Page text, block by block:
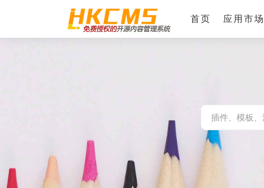
首页 应用市场